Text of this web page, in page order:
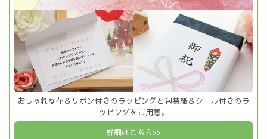
おしゃれな花＆リボン付きのラッピングと包装紙＆シール付きのラ
ッピングをご用意。
詳細はこちら>>